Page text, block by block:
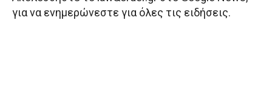
για να ενημερώνεστε για όλες τις ειδήσεις.